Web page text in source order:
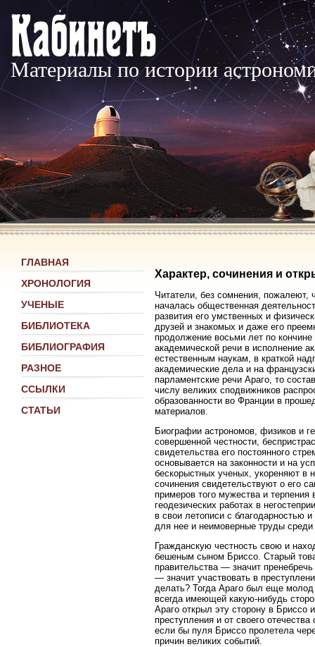
Материалы по истории
ГЛАВНАЯ
ХРОНОЛОГИЯ
УЧЕНЫЕ
БИБЛИОТЕКА
БИБЛИОГРАФИЯ
РАЗНОЕ
ССЫЛКИ
СТАТЬИ
Характер, сочинения и
Читатели, без сомнения, пожалеют,
началась общественная
развития его умственных и
друзей и знакомых и даже его
продолжение восьми лет по
академической речи в исполнение
естественным наукам, в краткой
академические дела и на
парламентские речи Араго, то
числу великих сподвижников
образованности во Франции в
материалов.
Биографии астрономов, физиков и
совершенной честности,
свидетельства его постоянного
основывается на законности и на
бескорыстных ученых, укореняют в
сочинения свидетельствуют о его
примеров того мужества и терпения
геодезических работах в
в свои летописи с благодарностью
для нее и неимоверные труды среди
Гражданскую честность свою и
бешеным сыном Бриссо. Старый
правительства — значит
— значит участвовать в
делать? Тогда Араго был еще
всегда имеющей какую-нибудь
Араго открыл эту сторону в Бриссо
преступления и от своего
если бы пуля Бриссо пролетела
причин великих событий.